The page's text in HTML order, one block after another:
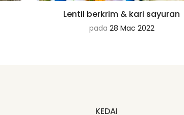
Lentil berkrim & kari sayuran
pada 28 Mac 2022
KEDAI